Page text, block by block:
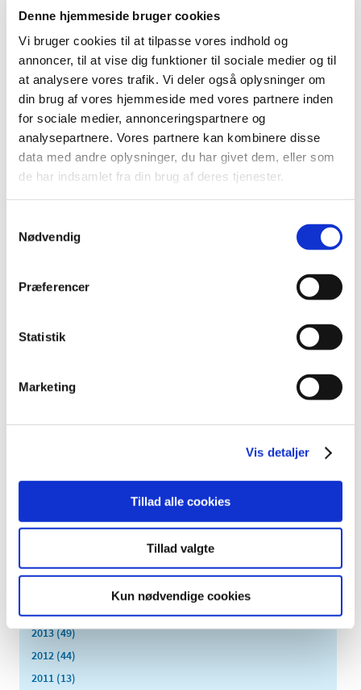
Denne hjemmeside bruger cookies
Vi bruger cookies til at tilpasse vores indhold og
annoncer, til at vise dig funktioner til sociale medier og til
at analysere vores trafik. Vi deler også oplysninger om
din brug af vores hjemmeside med vores partnere inden
for sociale medier, annonceringspartnere og
analysepartnere. Vores partnere kan kombinere disse
data med andre oplysninger, du har givet dem, eller som
de har indsamlet fra din brug af deres tjenester.
Nødvendig
Præferencer
Statistik
Marketing
Vis detaljer
Tillad alle cookies
Tillad valgte
Kun nødvendige cookies
indstilling om fremtidig tilskudsstatus for
|
Medicintilskudsnævnets indstilling vedrørende fremtidig
tilskudsstatus for lægemidler til hjerte-karsygdomme i
Revurdering af tilskudsstatus for lægemidler
til hjerte-karsygdomme i ATC-grupperne C02,
C03, C07, C08 og C09
foranledning revurderet tilskudsstatus for lægemidler,
…
Alle (2506)
2026 (84)
2024 (224)
2022 (197)
2018 (150)
2016 (167)
2013 (49)
2012 (44)
2011 (13)